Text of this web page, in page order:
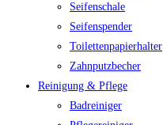
Seifenschale
Seifenspender
Toilettenpapierhalter
Zahnputzbecher
Reinigung & Pflege
Badreiniger